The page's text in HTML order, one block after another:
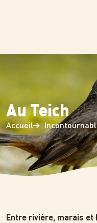
Au Teich
Accueil
Entre rivière, marais et